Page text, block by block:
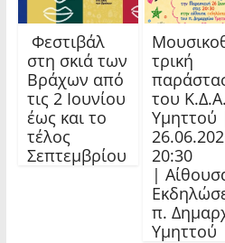
Φεστιβάλ
στη σκιά των
Βράχων από
τις 2 Ιουνίου
έως και το
τέλος
Σεπτεμβρίου
τρική
του
Υμηττού
20:30
|
π.
Υμηττού